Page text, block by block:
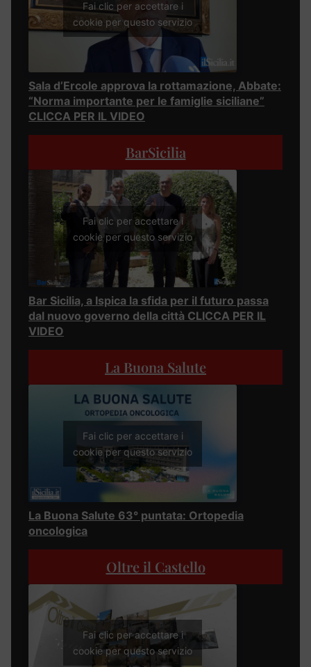
Fai clic per accettare i
cookie per questo servizio
Sala d’Ercole approva la rottamazione, Abbate:
“Norma importante per le famiglie siciliane”
CLICCA PER IL VIDEO
BarSicilia
Fai clic per accettare i
cookie per questo servizio
Bar Sicilia, a Ispica la sfida per il futuro passa
dal nuovo governo della città CLICCA PER IL
VIDEO
La Buona Salute
Fai clic per accettare i
cookie per questo servizio
La Buona Salute 63° puntata: Ortopedia
oncologica
Oltre il Castello
Fai clic per accettare i
cookie per questo servizio